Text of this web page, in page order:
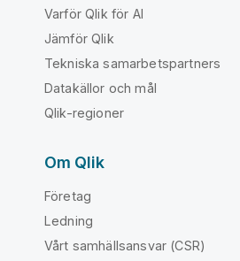
Varför Qlik för AI
Jämför Qlik
Tekniska samarbetspartners
Datakällor och mål
Qlik-regioner
Om Qlik
Företag
Ledning
Vårt samhällsansvar (CSR)